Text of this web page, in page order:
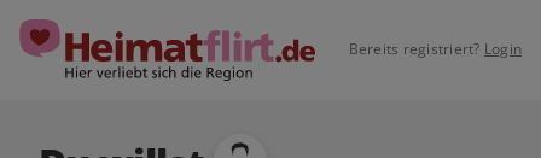
Bereits registriert? Login